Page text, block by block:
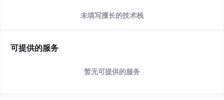
未填写擅长的技术栈
可提供的服务
暂无可提供的服务